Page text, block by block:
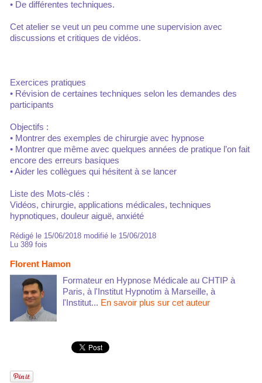
• De différentes techniques.
Cet atelier se veut un peu comme une supervision avec
discussions et critiques de vidéos.
Exercices pratiques
• Révision de certaines techniques selon les demandes des
participants
Objectifs :
• Montrer des exemples de chirurgie avec hypnose
• Montrer que même avec quelques années de pratique l’on fait
encore des erreurs basiques
• Aider les collègues qui hésitent à se lancer
Liste des Mots-clés :
Vidéos, chirurgie, applications médicales, techniques
hypnotiques, douleur aiguë, anxiété
Rédigé le 15/06/2018 modifié le 15/06/2018
Lu 389 fois
Florent Hamon
Formateur en Hypnose Médicale au CHTIP à
Paris, à l'Institut Hypnotim à Marseille, à
l'Institut... En savoir plus sur cet auteur